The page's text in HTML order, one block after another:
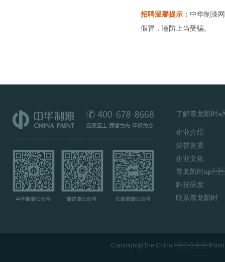
招聘温馨提示： 中华制漆
假冒，谨防上当受骗。
了解尊龙
企业介绍
荣誉资质
企业文化
尊龙凯时
科技研发
联系尊龙凯时
Copyright@The China Paint